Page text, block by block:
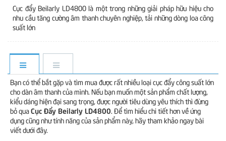
Cục đẩy Beilarly LD4800 là một trong những giải pháp hữu hiệu cho
nhu cầu tăng cường âm thanh chuyên nghiệp, tải những dòng loa công
suất lớn
Bạn có thể bắt gặp và tìm mua được rất nhiều loại cục đẩy công suất lớn
cho dàn âm thanh của mình. Nếu bạn muốn một sản phẩm chất lượng,
kiểu dáng hiện đại sang trọng, được người tiêu dùng yêu thích thì đừng
bỏ quaCục Đẩy Beilarly LD4800 . Để tìm hiểu chi tiết hơn về ứng
dụng cũng như tính năng của sản phẩm này, hãy tham khảo ngay bài
viết dưới đây.